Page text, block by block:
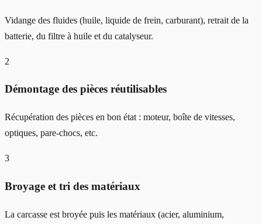
Vidange des fluides (huile, liquide de frein, carburant), retrait de la
batterie, du filtre à huile et du catalyseur.
2
Démontage des pièces réutilisables
Récupération des pièces en bon état : moteur, boîte de vitesses,
optiques, pare-chocs, etc.
3
Broyage et tri des matériaux
La carcasse est broyée puis les matériaux (acier, aluminium,